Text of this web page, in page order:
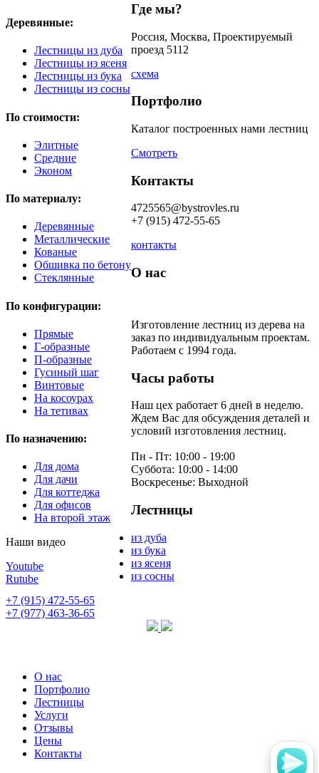
Деревянные:
Лестницы из дуба
Лестницы из ясеня
Лестницы из бука
Лестницы из сосны
По стоимости:
Элитные
Средние
Эконом
По материалу:
Деревянные
Металлические
Кованые
Обшивка по бетону
Стеклянные
По конфигурации:
Прямые
Г-образные
П-образные
Гусиный шаг
Винтовые
На косоурах
На тетивах
По назначению:
Для дома
Для дачи
Для коттеджа
Для офисов
На второй этаж
Наши видео
Youtube
Rutube
Где мы?
Россия, Москва, Проектируемый
проезд 5112
схема
Портфолио
Каталог построенных нами лестниц
Смотреть
Контакты
4725565@bystrovles.ru
+7 (915) 472-55-65
контакты
О нас
Изготовление лестниц из дерева на
заказ по индивидуальным проектам.
Работаем с 1994 года.
Часы работы
Наш цех работает 6 дней в неделю.
Ждем Вас для обсуждения деталей и
условий изготовления лестниц.
Пн - Пт: 10:00 - 19:00
Суббота: 10:00 - 14:00
Воскресенье: Выходной
Лестницы
из дуба
из бука
из ясеня
из сосны
+7 (915) 472-55-65
+7 (977) 463-36-65
О нас
Портфолио
Лестницы
Услуги
Отзывы
Цены
Контакты